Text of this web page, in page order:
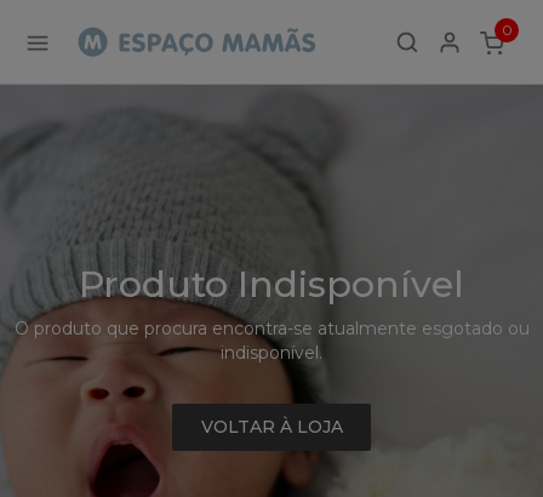
Detalhe
de
Produto
-
Produto
0
ITEMS
Produto Indisponível
O produto que procura encontra-se atualmente esgotado ou
indisponível.
VOLTAR À LOJA